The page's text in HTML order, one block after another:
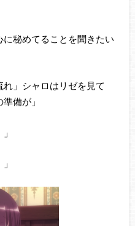
に秘めてることを聞きたい
れ」シャロはリゼを見て
備が」